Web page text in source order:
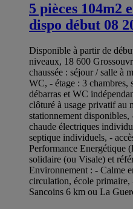
5 pièces 104m2
dispo début 08
Disponible à partir de
niveaux, 18 600
chaussée : séjour / salle à
WC, - étage : 3 chambres,
débarras et WC
clôturé à usage privatif au
stationnement
chaude électriques
septique individuels, -
Performance Energétique
solidaire (ou Visale) et
Environnement : - Calme
circulation, école primaire,
Sancoins 6 km ou La